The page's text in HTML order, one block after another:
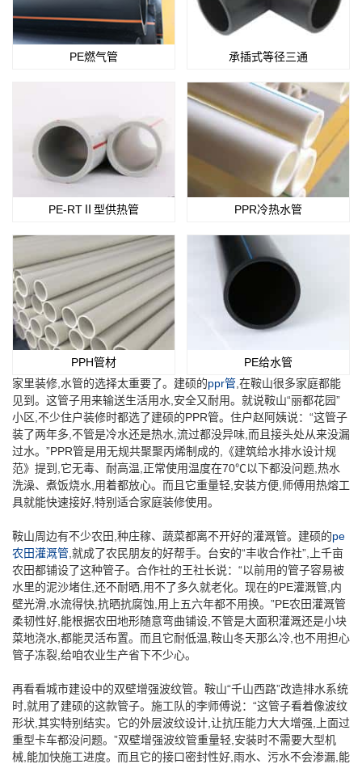
PE燃气管 承插式等径三通
PE-RTⅡ型供热管 PPR冷热水管
PPH管材
PE给水管
家里装修,水管的选择太重要了。建硕的ppr管 ,在鞍山很多家庭都能
见到。这管子用来输送生活用水,安全又耐用。就说鞍山“丽都花园”
小区,不少住户装修时都选了建硕的PPR管。住户赵阿姨说：“这管子
装了两年多,不管是冷水还是热水,流过都没异味,而且接头处从来没漏
过水。”PPR管是用无规共聚聚丙烯制成的,《建筑给水排水设计规
范》提到,它无毒、耐高温,正常使用温度在70℃以下都没问题,热水
洗澡、煮饭烧水,用着都放心。而且它重量轻,安装方便,师傅用热熔工
具就能快速接好,特别适合家庭装修使用。
鞍山周边有不少农田,种庄稼、蔬菜都离不开好的灌溉管。建硕的pe
农田灌溉管 ,就成了农民朋友的好帮手。台安的“丰收合作社”,上千亩
农田都铺设了这种管子。合作社的王社长说：“以前用的管子容易被
水里的泥沙堵住,还不耐晒,用不了多久就老化。现在的PE灌溉管,内
壁光滑,水流得快,抗晒抗腐蚀,用上五六年都不用换。”PE农田灌溉管
柔韧性好,能根据农田地形随意弯曲铺设,不管是大面积灌溉还是小块
菜地浇水,都能灵活布置。而且它耐低温,鞍山冬天那么冷,也不用担心
管子冻裂,给咱农业生产省下不少心。
再看看城市建设中的双壁增强波纹管。鞍山“千山西路”改造排水系统
时,就用了建硕的这款管子。施工队的李师傅说：“这管子看着像波纹
形状,其实特别结实。它的外层波纹设计,让抗压能力大大增强,上面过
重型卡车都没问题。”双壁增强波纹管重量轻,安装时不需要大型机
械,能加快施工进度。而且它的接口密封性好,雨水、污水不会渗漏,能